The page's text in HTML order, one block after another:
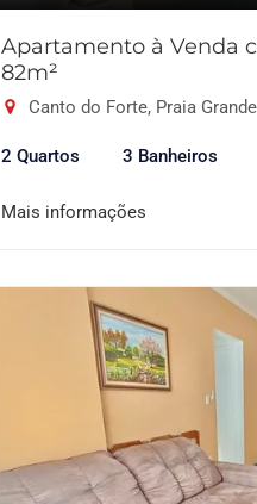
Apartamento à Venda
82m²
Canto do Forte, Praia
2 Quartos 3 Banheiros
Mais informações